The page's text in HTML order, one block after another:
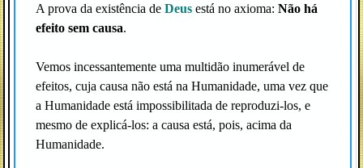
A prova da existência de Deus está no axioma: Não há
efeito sem causa.
Vemos incessantemente uma multidão inumerável de
efeitos, cuja causa não está na Humanidade, uma vez que
a Humanidade está impossibilitada de reproduzi-los, e
mesmo de explicá-los: a causa está, pois, acima da
Humanidade.